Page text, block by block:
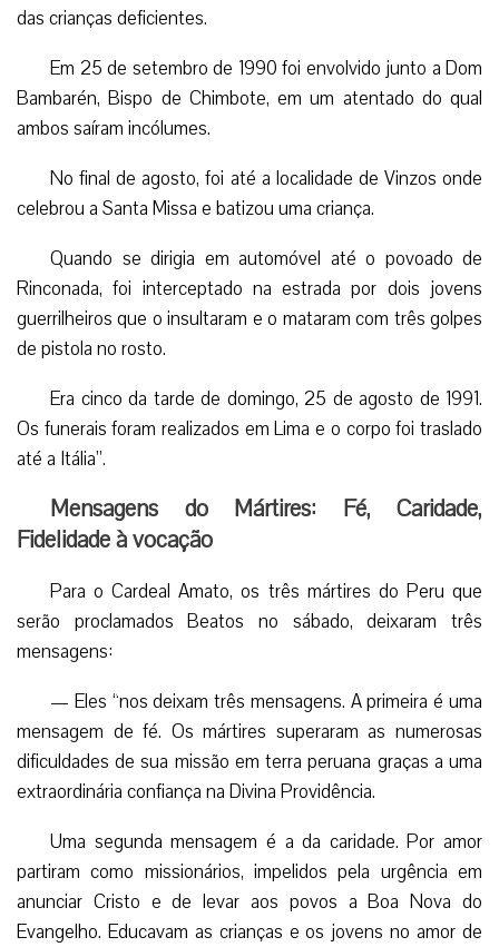
das crianças deficientes.
Em 25 de setembro de 1990 foi envolvido junto a Dom
Bambarén, Bispo de Chimbote, em um atentado do qual
ambos saíram incólumes.
No final de agosto, foi até a localidade de Vinzos onde
celebrou a Santa Missa e batizou uma criança.
Quando se dirigia em automóvel até o povoado de
Rinconada, foi interceptado na estrada por dois jovens
guerrilheiros que o insultaram e o mataram com três golpes
de pistola no rosto.
Era cinco da tarde de domingo, 25 de agosto de 1991.
Os funerais foram realizados em Lima e o corpo foi traslado
até a Itália”.
Mensagens do Mártires: Fé, Caridade,
Fidelidade à vocação
Para o Cardeal Amato, os três mártires do Peru que
serão proclamados Beatos no sábado, deixaram três
mensagens:
— Eles “nos deixam três mensagens. A primeira é uma
mensagem de fé. Os mártires superaram as numerosas
dificuldades de sua missão em terra peruana graças a uma
extraordinária confiança na Divina Providência.
Uma segunda mensagem é a da caridade. Por amor
partiram como missionários, impelidos pela urgência em
anunciar Cristo e de levar aos povos a Boa Nova do
Evangelho. Educavam as crianças e os jovens no amor de